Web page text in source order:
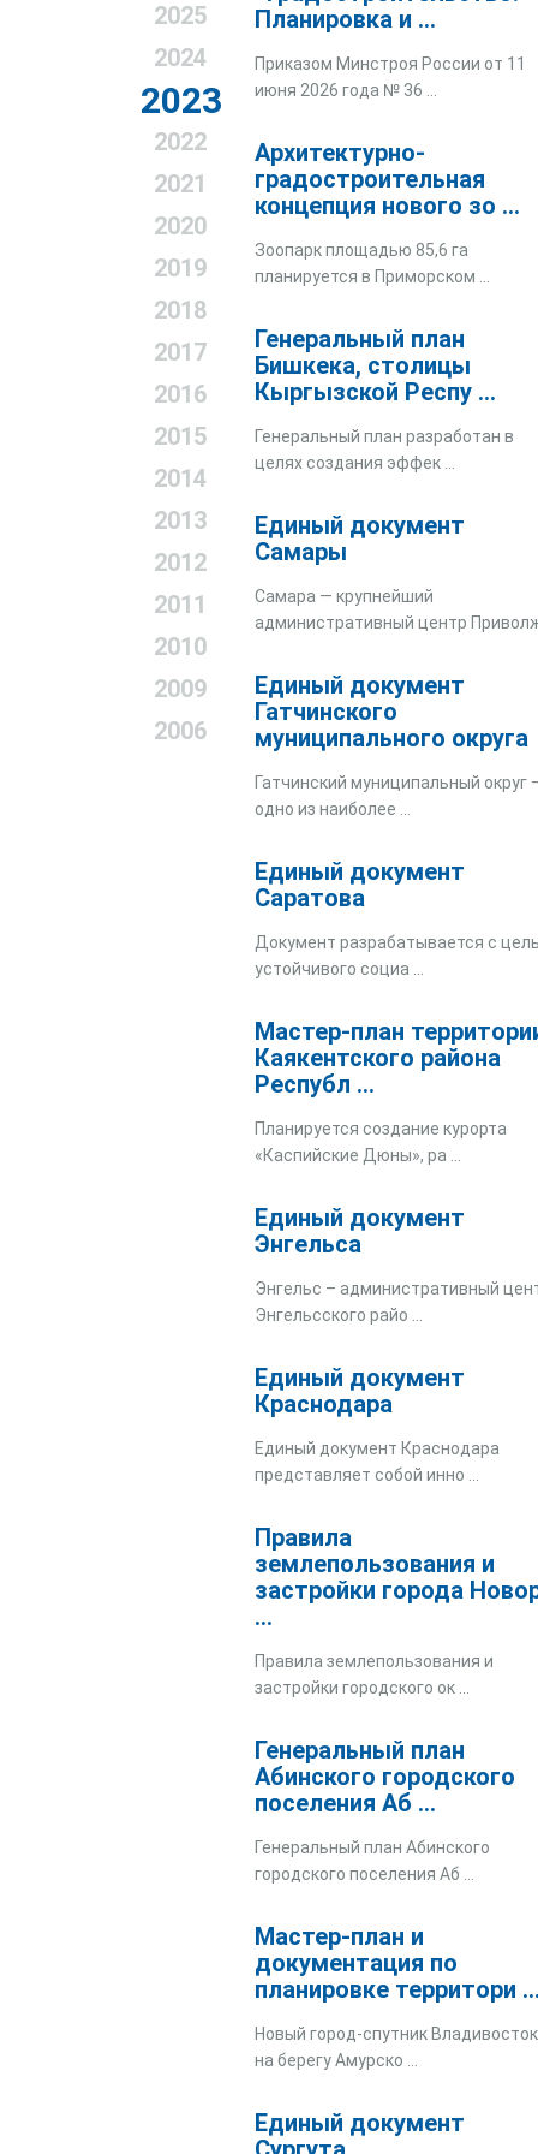
2025
2024
2023
2022
2021
2020
2019
2018
2017
2016
2015
2014
2013
2012
2011
2010
2009
2006
Планировка и ...
Приказом Минстроя России от 11
июня 2026 года № 36 ...
Архитектурно-
градостроительная
концепция нового зо ...
Зоопарк площадью 85,6 га
планируется в Приморском ...
Генеральный план
Бишкека, столицы
Кыргызской Респу ...
Генеральный план разработан в
целях создания эффек ...
Единый документ
Самары
Самара — крупнейший
административный центр
Единый документ
Гатчинского
муниципального округа
Гатчинский муниципальный округ
одно из наиболее ...
Единый документ
Саратова
Документ разрабатывается с
устойчивого социа ...
Мастер-план
Каякентского района
Республ ...
Планируется создание курорта
«Каспийские Дюны», ра ...
Единый документ
Энгельса
Энгельс – административный
Энгельсского райо ...
Единый документ
Краснодара
Единый документ Краснодара
представляет собой инно ...
Правила
землепользования и
застройки города
...
Правила землепользования и
застройки городского ок ...
Генеральный план
Абинского городского
поселения Аб ...
Генеральный план Абинского
городского поселения Аб ...
Мастер-план и
документация по
планировке территори
Новый город-спутник
на берегу Амурско ...
Единый документ